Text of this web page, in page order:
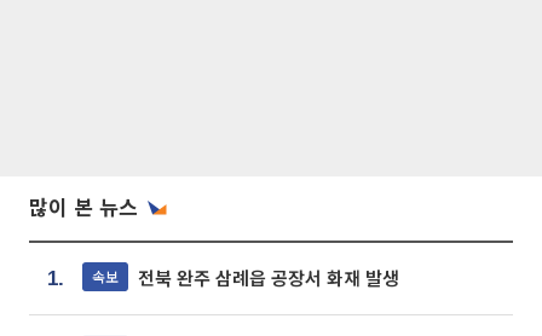
많이 본 뉴스
1. 속보 전북 완주 삼례읍 공장서 화재 발생